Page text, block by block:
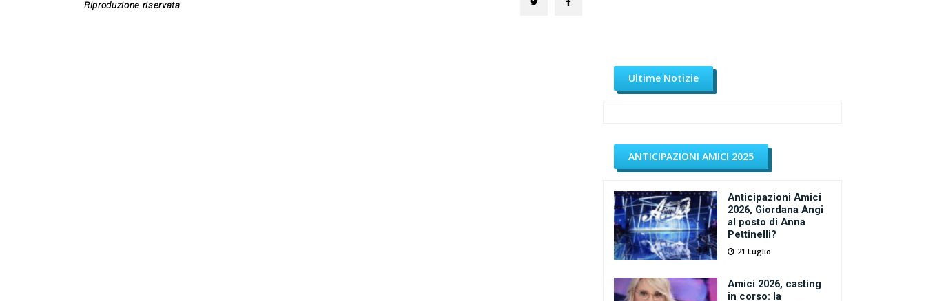
Ultime Notizie
ANTICIPAZIONI AMICI 2025
Anticipazioni Amici
2026, Giordana Angi
al posto di Anna
Pettinelli?
21 Luglio
Amici 2026, casting
in corso: la